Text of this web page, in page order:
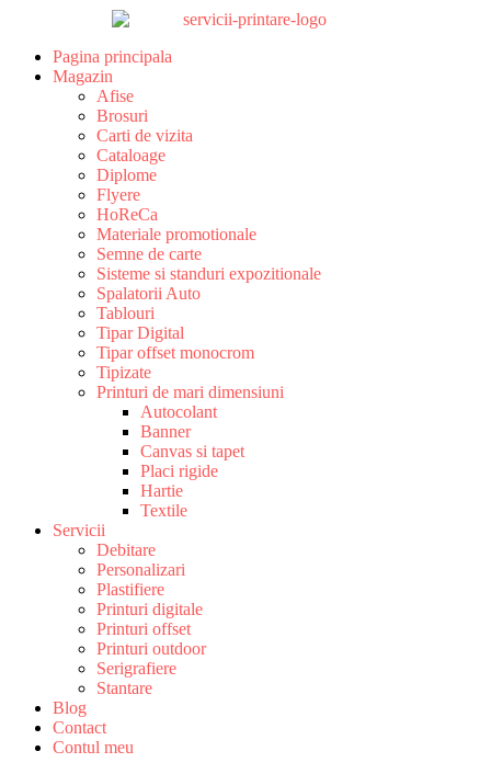
Pagina principala
Magazin
Afise
Brosuri
Carti de vizita
Cataloage
Diplome
Flyere
HoReCa
Materiale promotionale
Semne de carte
Sisteme si standuri expozitionale
Spalatorii Auto
Tablouri
Tipar Digital
Tipar offset monocrom
Tipizate
Printuri de mari dimensiuni
Autocolant
Banner
Canvas si tapet
Placi rigide
Hartie
Textile
Servicii
Debitare
Personalizari
Plastifiere
Printuri digitale
Printuri offset
Printuri outdoor
Serigrafiere
Stantare
Blog
Contact
Contul meu